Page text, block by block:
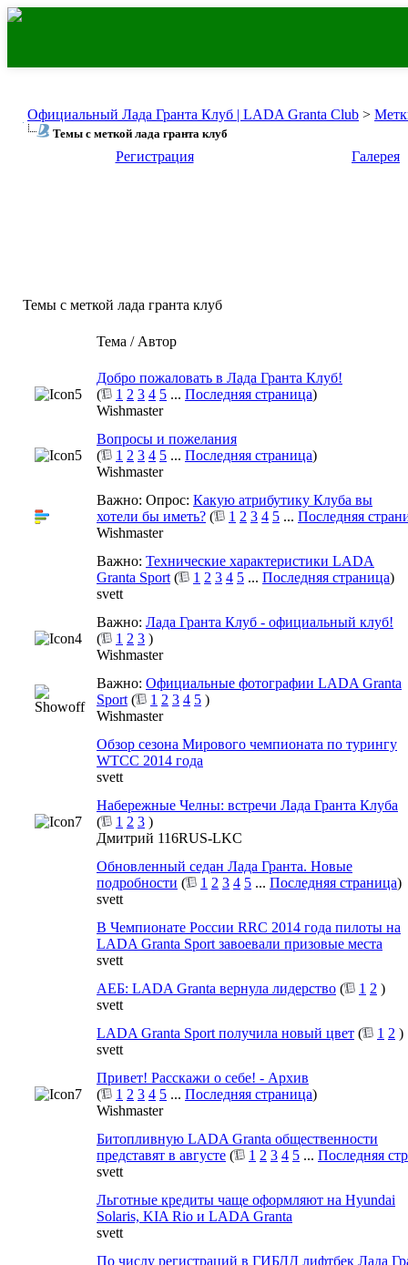
Официальный Лада Гранта Клуб | LADA Granta Club >
Темы с меткой лада гранта клуб
Регистрация Галерея
Темы с меткой лада гранта клуб
Тема / Автор
Добро пожаловать в Лада Гранта Клуб!
(
1 2 3 4 5 ... Последняя страница)
Wishmaster
Вопросы и пожелания
(
1 2 3 4 5 ... Последняя страница)
Wishmaster
Важно: Опрос: Какую атрибутику Клуба вы
хотели бы иметь? ( 1 2 3 4 5 ... Последняя
Wishmaster
Важно: Технические характеристики LADA
Granta Sport ( 1 2 3 4 5 ... Последняя страница)
svett
Важно: Лада Гранта Клуб - официальный клуб!
(
1 2 3 )
Wishmaster
Важно: Официальные фотографии LADA Granta
Sport ( 1 2 3 4 5 )
Wishmaster
Обзор сезона Мирового чемпионата по турингу
WTCC 2014 года
svett
Набережные Челны: встречи Лада Гранта Клуба
(
1 2 3 )
Дмитрий 116RUS-LKC
Обновленный седан Лада Гранта. Новые
подробности ( 1 2 3 4 5 ... Последняя страница)
svett
В Чемпионате России RRC 2014 года пилоты на
LADA Granta Sport завоевали призовые места
svett
АЕБ: LADA Granta вернула лидерство ( 1 2 )
svett
LADA Granta Sport получила новый цвет ( 1 2 )
svett
Привет! Расскажи о себе! - Архив
(
1 2 3 4 5 ... Последняя страница)
Wishmaster
Битопливную LADA Granta общественности
представят в августе ( 1 2 3 4 5 ... Последняя
svett
Льготные кредиты чаще оформляют на Hyundai
Solaris, KIA Rio и LADA Granta
svett
По числу регистраций в ГИБДД лифтбек Лада